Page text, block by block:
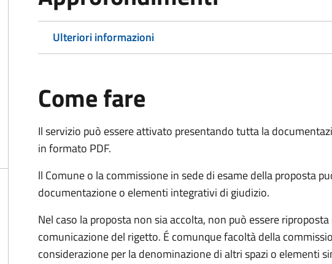
Ulteriori informazioni
Come fare
Il servizio può essere attivato presentando tutta la
in formato PDF.
ll Comune o la commissione in sede di esame della proposta
documentazione o elementi integrativi di giudizio.
Nel caso la proposta non sia accolta, non può essere
comunicazione del rigetto. É comunque facoltà della
considerazione per la denominazione di altri spazi o elementi